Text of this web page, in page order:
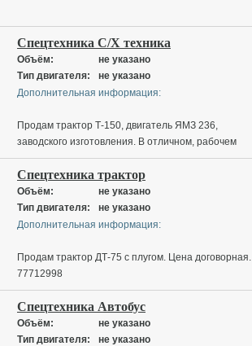
Спецтехника С/Х техника
Объём:
не указано
Тип двигателя:
не указано
Дополнительная информация:
Продам трактор Т-150, двигатель ЯМЗ 236,
заводского изготовления. В отличном, рабочем
состоянии. К трактору идут диски 4,5, 3 плуга.
Спецтехника трактор
Объём:
не указано
Тип двигателя:
не указано
Дополнительная информация:
Продам трактор ДТ-75 с плугом. Цена договорная.
77712998
Спецтехника Автобус
Объём:
не указано
Тип двигателя:
не указано